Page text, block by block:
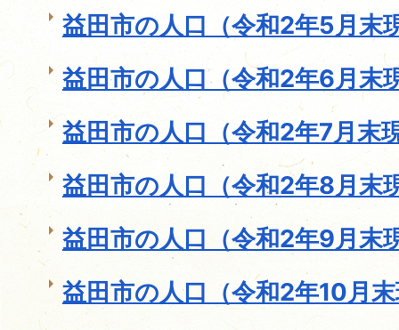
益田市の人口（令和2年5月末
益田市の人口（令和2年6月末
益田市の人口（令和2年7月末
益田市の人口（令和2年8月末
益田市の人口（令和2年9月末
益田市の人口（令和2年10月